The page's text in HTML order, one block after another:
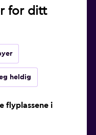
for ditt
heldig
flyplassene i